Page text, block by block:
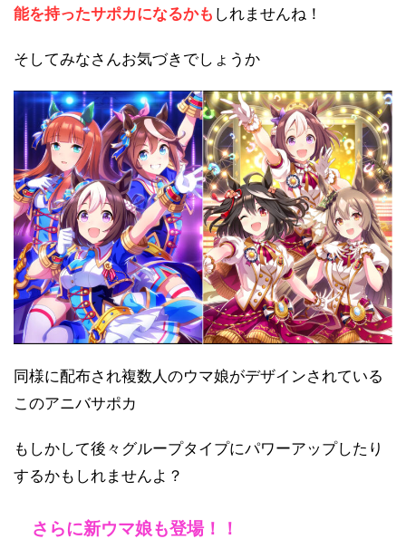
能を持ったサポカになるかも しれませんね！
そしてみなさんお気づきでしょうか
同様に配布され複数人のウマ娘がデザインされている
このアニバサポカ
もしかして後々グループタイプにパワーアップしたり
するかもしれませんよ？
さらに新ウマ娘も登場！！